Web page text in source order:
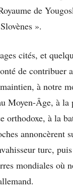
de
».
cités, et
de contribuer
à notre
Moyen-Âge, à la
orthodoxe, à la
annoncèrent
turc,
mondiales où